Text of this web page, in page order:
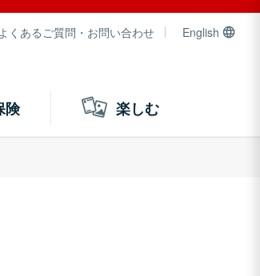
よくあるご質問・お問い合わせ English
険 楽しむ